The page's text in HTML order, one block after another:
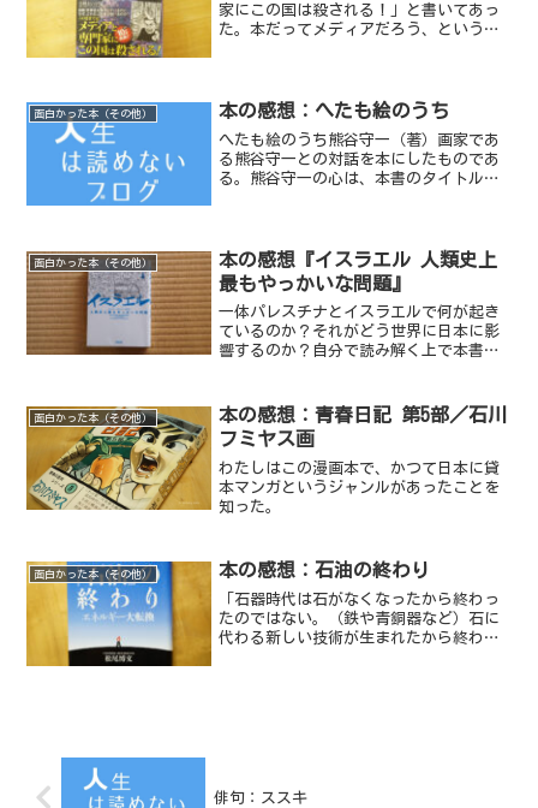
家にこの国は殺される！」と書いてあっ
た。本だってメディアだろう、という話
面白かった本（その他） 本の感想：へたも絵のうち
へたも絵のうち熊谷守一（著）画家であ
る熊谷守一との対話を本にしたものであ
る。熊谷守一の心は、本書のタイトル
面白かった本（その他）
本の感想『イスラエル 人類史上
最もやっかいな問題』
一体パレスチナとイスラエルで何が起き
ているのか？それがどう世界に日本に影
響するのか？自分で読み解く上で本書は
面白かった本（その他）
本の感想：青春日記 第5部／石川
フミヤス画
わたしはこの漫画本で、かつて日本に貸
本マンガというジャンルがあったことを
知った。
面白かった本（その他） 本の感想：石油の終わり
「石器時代は石がなくなったから終わっ
たのではない。（鉄や青銅器など）石に
代わる新しい技術が生まれたから終わっ
俳句：ススキ